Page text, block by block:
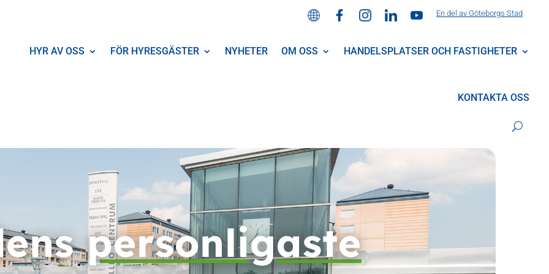
En del av Göteborgs Stad
HYR AV OSS FÖR HYRESGÄSTER NYHETER OM OSS HANDELSPLATSER OCH FASTIGHETER
KONTAKTA OSS
personligaste